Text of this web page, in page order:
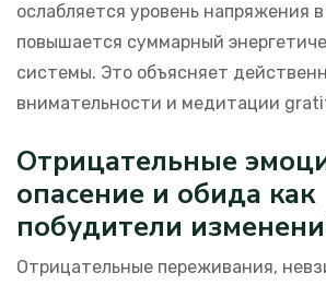
ослабляется уровень напряжения
повышается суммарный
системы. Это объясняет
внимательности и медитации
Отрицательные
опасение и обида как
побудители
Отрицательные переживания,